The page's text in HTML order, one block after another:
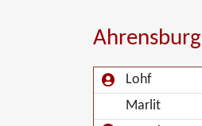
Ahrensburg
Lohf
Marlit